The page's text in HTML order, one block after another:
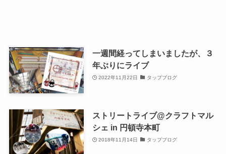
一週間経ってしまいましたが、３
年ぶりにライブ
2022年11月22日 タップブログ
ストリートライブ@クラフトマル
シェ in 円頓寺本町
2018年11月14日 タップブログ